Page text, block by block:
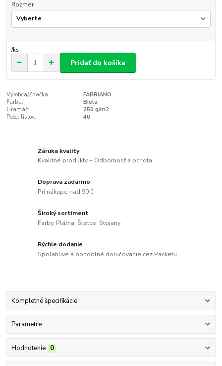
Rozmer
/ks
Pridať do košíka
Výrobca/Značka:
FABRIANO
Farba:
Biela
Gramáž:
250 g/m2
Počet listov:
40
Záruka kvality
Kvalitné produkty + Odbornosť a ochota
Doprava zadarmo
Pri nákupe nad 90 €
Široký sortiment
Farby, Plátna, Štetce, Stojany
Rýchle dodanie
Spoľahlivé a pohodlné doručovanie cez Packetu
Kompletné špecifikácie
Parametre
Hodnotenie 0